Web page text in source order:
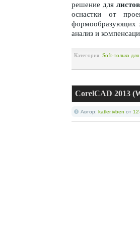
решение для
оснастки от
формообразующих
анализ и
Категория: Soft-только
CorelCAD 2013
Автор: katler.ivben от